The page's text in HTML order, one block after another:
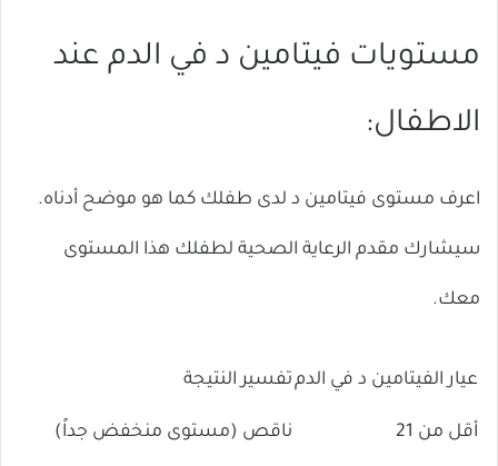
مستويات فيتامين د في الدم عند
الاطفال:
اعرف مستوى فيتامين د لدى طفلك كما هو موضح أدناه.
سيشارك مقدم الرعاية الصحية لطفلك هذا المستوى
معك.
عيار الفيتامين د في الدمتفسير النتيجة
أقل من 21 ناقص (مستوى منخفض جداً)